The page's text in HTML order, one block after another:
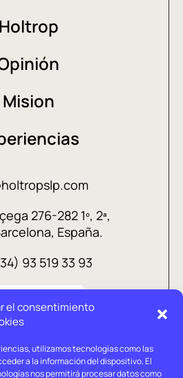
el consentimiento
utilizamos tecnologías como las
a la información del dispositivo. El
nos permitirá procesar datos como
Holtrop
Mision
276-282 1º, 2ª,
España.
93 519 33 93